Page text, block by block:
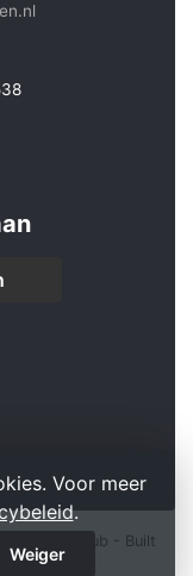
by KNLTB.Club - Built
Voor meer
.
Weiger